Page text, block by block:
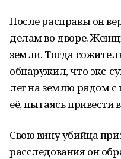
После расправы он
делам во дворе.
земли. Тогда
обнаружил, что экс-
лег на землю рядом
её, пытаясь привести
Свою вину убийца
расследования он